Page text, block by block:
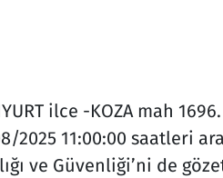
ilce -KOZA mah
11:00:00 saatleri
ve Güvenliği’ni de